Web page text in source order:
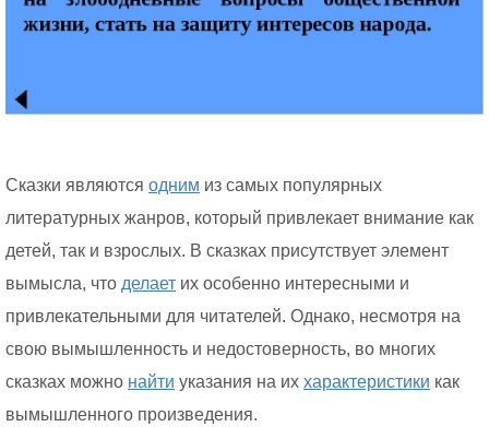
Сказки являются одним из самых популярных
литературных жанров, который привлекает внимание как
детей, так и взрослых. В сказках присутствует элемент
вымысла, что делает их особенно интересными и
привлекательными для читателей. Однако, несмотря на
свою вымышленность и недостоверность, во многих
сказках можно найти указания на их характеристики как
вымышленного произведения.